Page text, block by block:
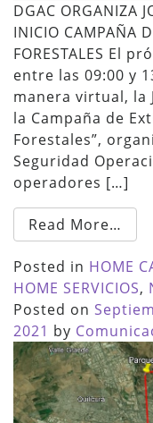
DGAC ORGANIZA
INICIO CAMPAÑA
FORESTALES El
entre las 09:00 y
manera virtual, la
la Campaña de
Forestales”,
Seguridad
operadores […]
Read More…
Posted in HOME
HOME SERVICIOS,
Posted on
2021 by